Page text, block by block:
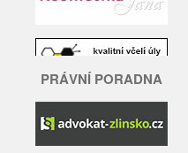
PRÁVNÍ PORADNA